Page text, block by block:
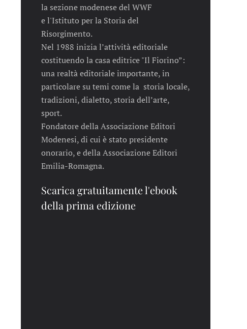
la sezione modenese del WWF
e l'Istituto per la Storia del
Risorgimento.
Nel 1988 inizia l’attività editoriale
costituendo la casa editrice "Il Fiorino”:
una realtà editoriale importante, in
particolare su temi come la storia locale,
tradizioni, dialetto, storia dell’arte,
sport.
Fondatore della Associazione Editori
Modenesi, di cui è stato presidente
onorario, e della Associazione Editori
Emilia-Romagna.
Scarica gratuitamente l'ebook
della prima edizione